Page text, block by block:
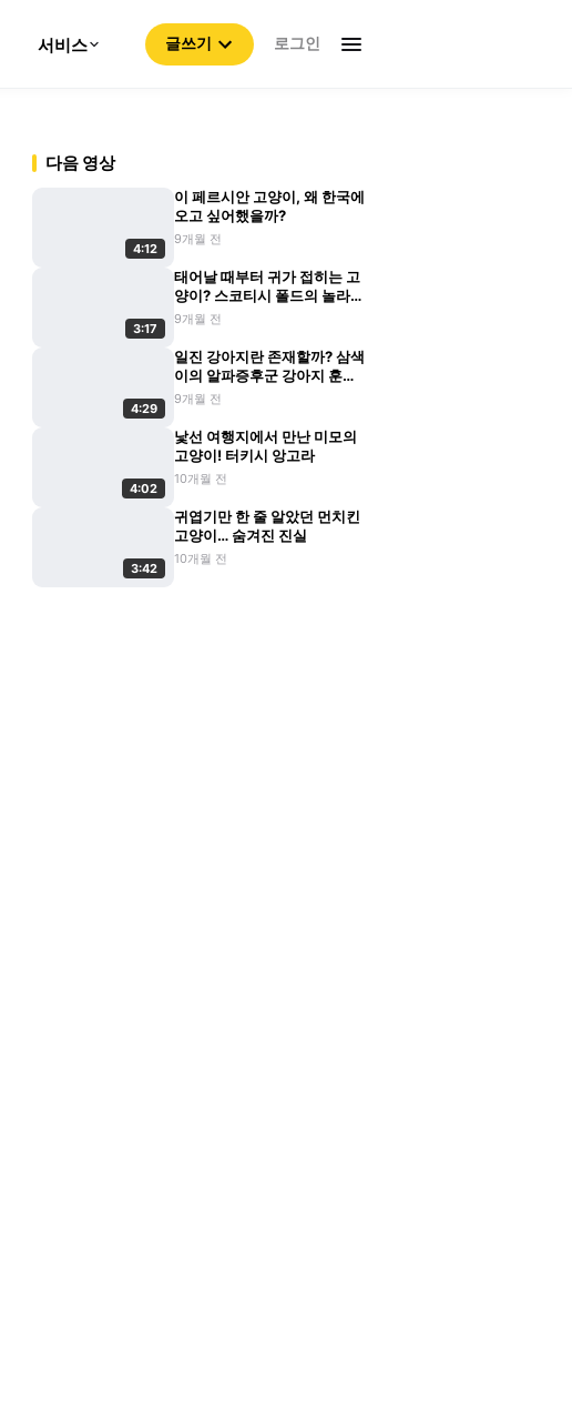
서비스 글쓰기 로그인
다음 영상
4:12
이 페르시안 고양이, 왜 한국에
오고 싶어했을까?
9개월 전
3:17
태어날 때부터 귀가 접히는 고
양이? 스코티시 폴드의 놀라운
비밀
9개월 전
4:29
일진 강아지란 존재할까? 삼색
이의 알파증후군 강아지 훈육
기
9개월 전
4:02
낯선 여행지에서 만난 미모의
고양이! 터키시 앙고라
10개월 전
3:42
귀엽기만 한 줄 알았던 먼치킨
고양이… 숨겨진 진실
10개월 전